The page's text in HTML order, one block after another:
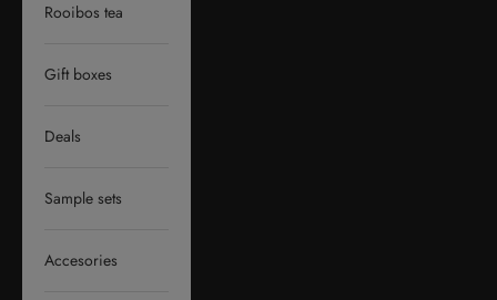
Rooibos tea
Gift boxes
Deals
Sample sets
Accesories